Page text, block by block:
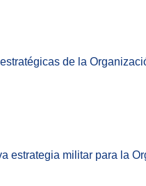
de la
estrategia militar para la